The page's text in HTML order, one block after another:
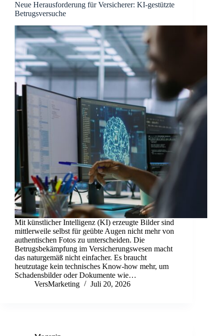
Neue Herausforderung für Versicherer: KI-gestützte
Betrugsversuche
Mit künstlicher Intelligenz (KI) erzeugte Bilder sind
mittlerweile selbst für geübte Augen nicht mehr von
authentischen Fotos zu unterscheiden. Die
Betrugsbekämpfung im Versicherungswesen macht
das naturgemäß nicht einfacher. Es braucht
heutzutage kein technisches Know-how mehr, um
Schadensbilder oder Dokumente wie…
VersMarketing
Juli 20, 2026